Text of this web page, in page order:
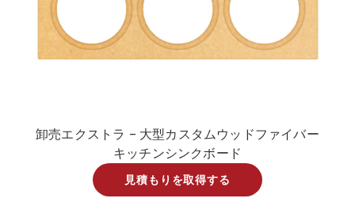
卸売エクストラ – 大型カスタムウッドファイバー
キッチンシンクボード
見積もりを取得する